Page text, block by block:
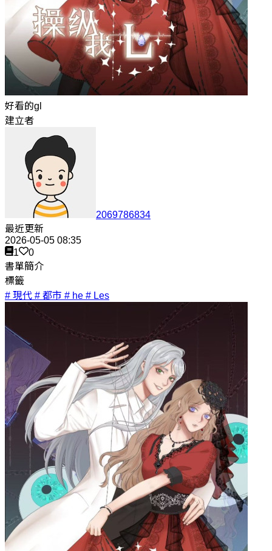
好看的gl
建立者
2069786834
最近更新
2026-05-05 08:35
1
0
書單簡介
標籤
# 現代 # 都市 # he # Les